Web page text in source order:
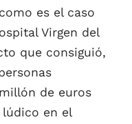
es el caso
Virgen del
que consiguió,
de euros
en el